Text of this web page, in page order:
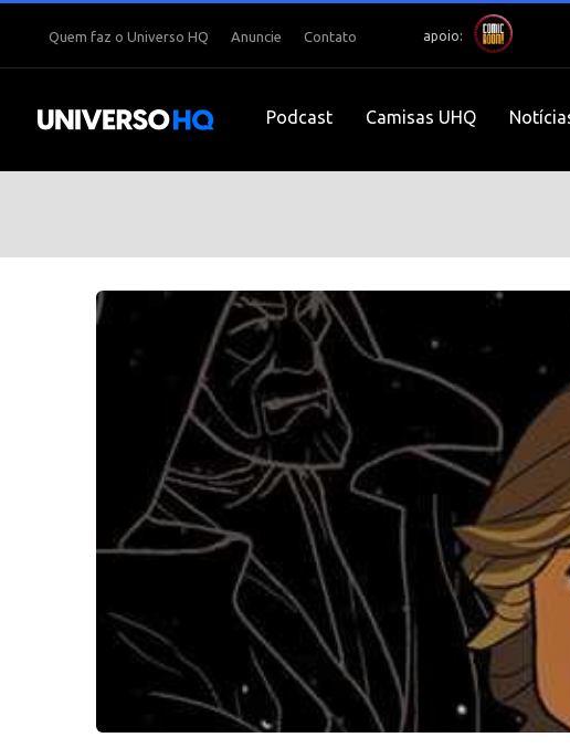
Quem faz o Universo HQ Anuncie Contato apoio:
Podcast Camisas UHQ